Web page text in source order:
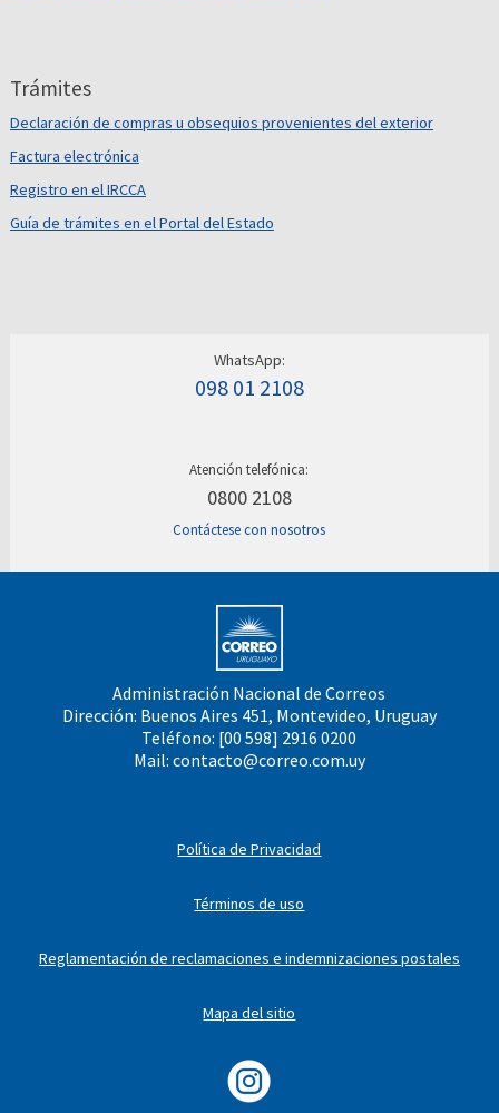
Trámites
Declaración de compras u obsequios provenientes del exterior
Factura electrónica
Registro en el IRCCA
Guía de trámites en el Portal del Estado
WhatsApp:
098 01 2108
Atención telefónica:
0800 2108
Contáctese con nosotros
Administración Nacional de Correos
Dirección: Buenos Aires 451, Montevideo, Uruguay
Teléfono: [00 598] 2916 0200
Mail: contacto@correo.com.uy
Política de Privacidad
Términos de uso
Reglamentación de reclamaciones e indemnizaciones postales
Mapa del sitio